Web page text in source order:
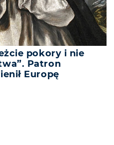
pokory i nie
Patron
Europę